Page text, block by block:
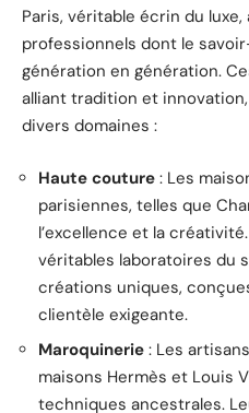
Paris, véritable écrin du
professionnels dont le
génération en génération.
alliant tradition et
divers domaines :
Haute couture : Les
parisiennes, telles que
l’excellence et la
véritables laboratoires du
créations uniques,
clientèle exigeante.
Maroquinerie : Les
maisons Hermès et Louis
techniques ancestrales.